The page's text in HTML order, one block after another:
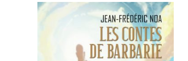
Ce
produit
a
plusieurs